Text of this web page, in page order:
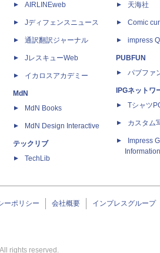
AIRLINEweb
Jディフェンスニュース
通訳翻訳ジャーナル
JレスキューWeb
イカロスアカデミー
MdN
MdN Books
MdN Design Interactive
テックリブ
TechLib
天海社
Comic
impress
PUBFUN
パブファ
IPGネットワ
Tシャツ
カスタム
Impress
Information
ーポリシー 会社概要 インプレスグループ
rights reserved.